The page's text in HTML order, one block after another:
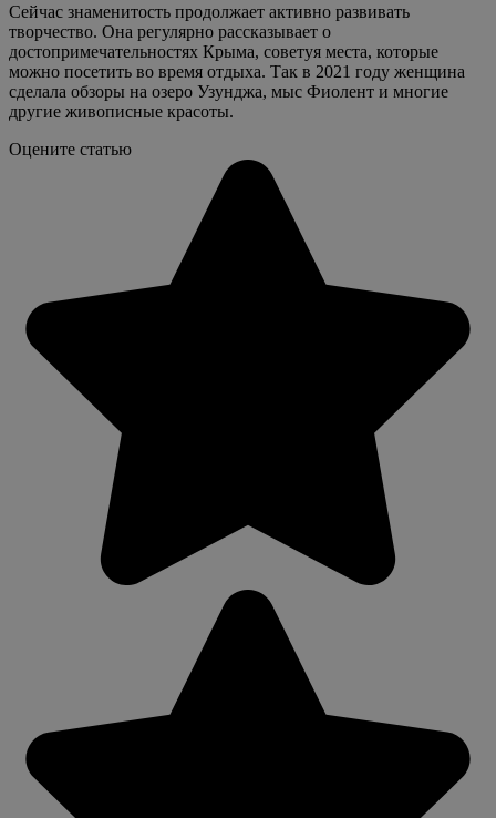
Сейчас знаменитость продолжает активно развивать
творчество. Она регулярно рассказывает о
достопримечательностях Крыма, советуя места, которые
можно посетить во время отдыха. Так в 2021 году женщина
сделала обзоры на озеро Узунджа, мыс Фиолент и многие
другие живописные красоты.
Оцените статью